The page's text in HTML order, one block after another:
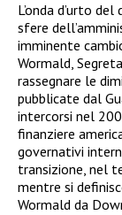
L’onda d’urto
sfere
imminente
Wormald,
rassegnare le
pubblicate dal
intercorsi nel
finanziere
governativi
transizione, nel
mentre si
Wormald da